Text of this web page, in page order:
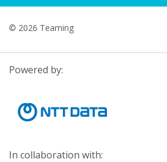
© 2026 Teaming
Powered by:
In collaboration with: